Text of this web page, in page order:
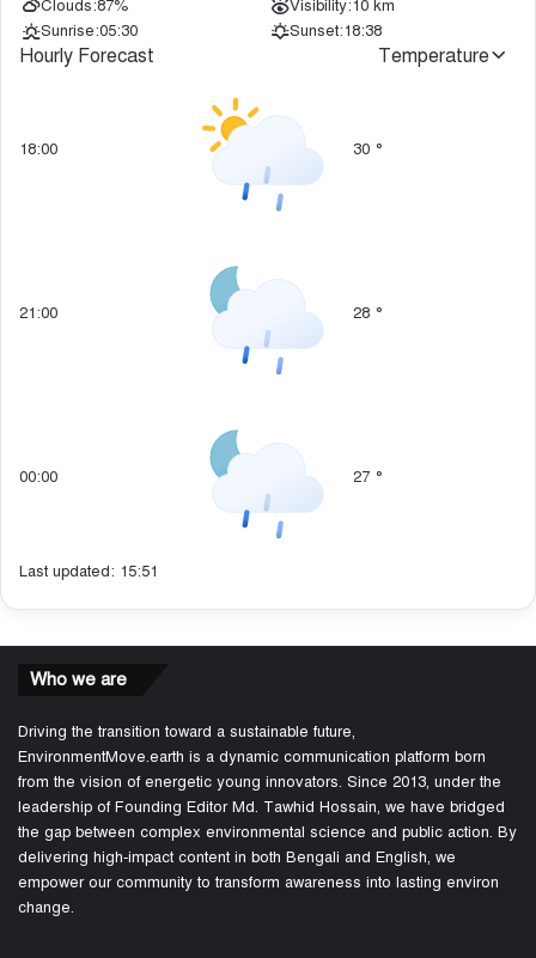
Clouds:87% Visibility:10 km
Sunrise:05:30 Sunset:18:38
Hourly Forecast Temperature
18:00 30 °
21:00 28 °
00:00 27 °
Last updated: 15:51
Who we are
Driving the transition toward a sustainable future,
EnvironmentMove.earth is a dynamic communication platform born
from the vision of energetic young innovators. Since 2013, under the
leadership of Founding Editor Md. Tawhid Hossain, we have bridged
the gap between complex environmental science and public action. By
delivering high-impact content in both Bengali and English, we
empower our community to transform awareness into lasting environ
change.